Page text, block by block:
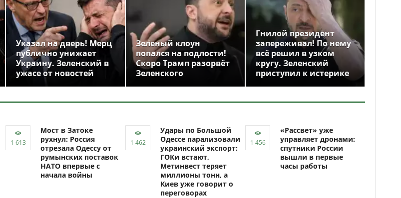
Указал на дверь! Мерц
публично унижает
Украину. Зеленский в
ужасе от новостей
Зеленый клоун
попался на подлости!
Скоро Трамп разорвёт
Зеленского
Гнилой президент
запереживал! По нему
всё решил в узком
кругу. Зеленский
приступил к истерике
Мост в Затоке
рухнул: Россия
отрезала Одессу от
румынских поставок
НАТО впервые с
начала войны
Удары по Большой
Одессе парализовали
украинский экспорт:
ГОКи встают,
Метинвест теряет
миллионы тонн, а
Киев уже говорит о
переговорах
«Рассвет» уже
управляет дронами:
спутники России
вышли в первые
часы работы